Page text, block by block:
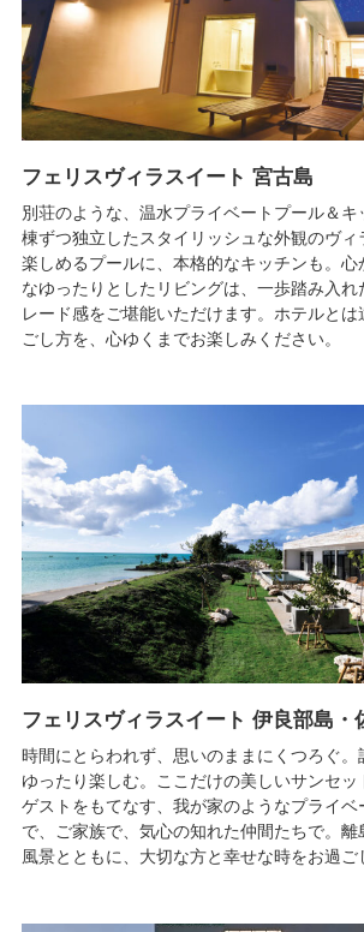
フェリスヴィラスイート 宮古島
別荘のような、温水プライベートプール＆
棟ずつ独立したスタイリッシュな外観のヴィ
楽しめるプールに、本格的なキッチンも。心
なゆったりとしたリビングは、一歩踏み入
レード感をご堪能いただけます。ホテルと
ごし方を、心ゆくまでお楽しみください。
フェリスヴィラスイート 伊良部島・
時間にとらわれず、思いのままにくつろぐ。
ゆったり楽しむ。ここだけの美しいサンセッ
ゲストをもてなす、我が家のようなプライベ
で、ご家族で、気心の知れた仲間たちで。
風景とともに、大切な方と幸せな時をお過ご